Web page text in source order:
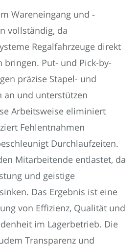
Wareneingang und -
vollständig, da
Regalfahrzeuge direkt
bringen. Put- und Pick-by-
präzise Stapel- und
an und unterstützen
Arbeitsweise eliminiert
Fehlentnahmen
Durchlaufzeiten.
Mitarbeitende entlastet, da
und geistige
Das Ergebnis ist eine
von Effizienz, Qualität und
im Lagerbetrieb. Die
Transparenz und